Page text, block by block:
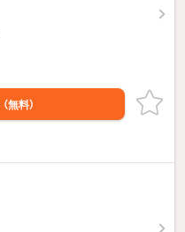
（無料）